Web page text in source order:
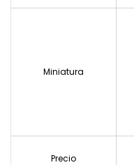
Miniatura
Precio